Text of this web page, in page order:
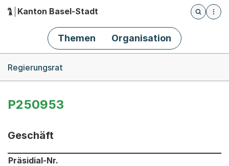
Hauptnavigation
Kanton Basel-Stadt
Öffnet
Themen Organisation
Regierungsrat
P250953
Geschäft
Informationen zum Ausgewählten Geschäft
Präsidial-Nr.